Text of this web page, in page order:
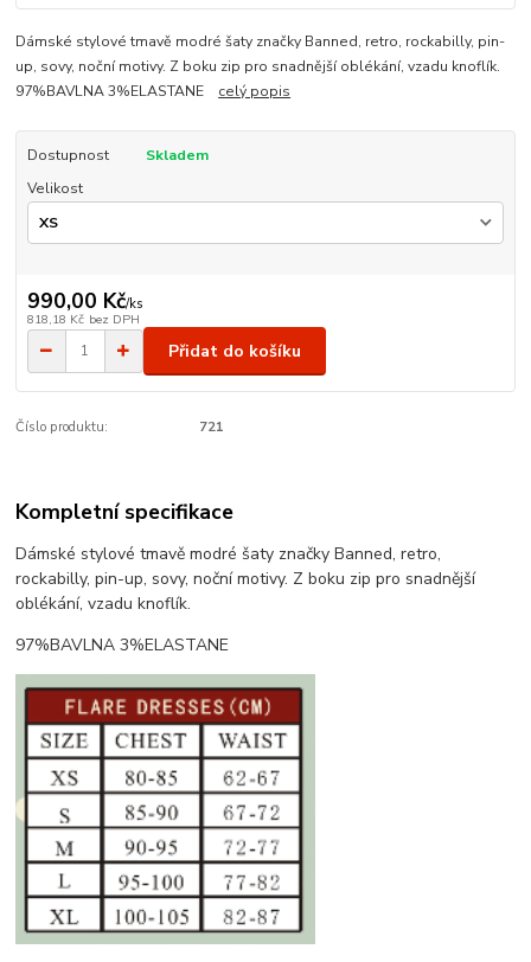
Dámské stylové tmavě modré šaty značky Banned, retro, rockabilly, pin-
up, sovy, noční motivy. Z boku zip pro snadnější oblékání, vzadu knoflík.
97%BAVLNA 3%ELASTANE celý popis
Dostupnost
Skladem
Velikost
990,00 Kč/ks
818,18 Kč bez DPH
Přidat do košíku
Číslo produktu: 721
Kompletní specifikace
Dámské stylové tmavě modré šaty značky Banned, retro,
rockabilly, pin-up, sovy, noční motivy. Z boku zip pro snadnější
oblékání, vzadu knoflík.
97%BAVLNA 3%ELASTANE